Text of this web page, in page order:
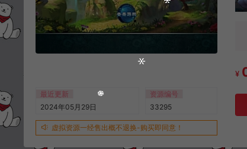
最近更新
2024年05月29日
资源编号
33295
虚拟资源一经售出概不退换-购买即同意！
¥